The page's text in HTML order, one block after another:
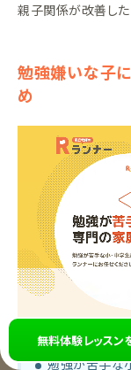
親子関係が改善した
勉強嫌いな子に
め
勉強が苦手な
無料体験レッスン